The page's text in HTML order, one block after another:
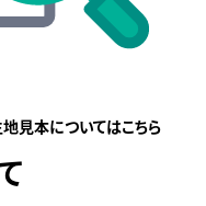
見本についてはこちら